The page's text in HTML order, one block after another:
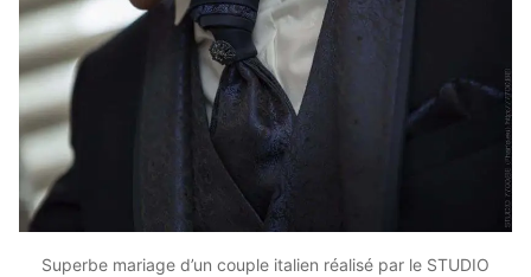
Superbe mariage d’un couple italien réalisé par le STUDIO